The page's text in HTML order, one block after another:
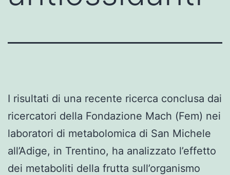
I risultati di una recente ricerca conclusa dai
ricercatori della Fondazione Mach (Fem) nei
laboratori di metabolomica di San Michele
all’Adige, in Trentino, ha analizzato l’effetto
dei metaboliti della frutta sull’organismo